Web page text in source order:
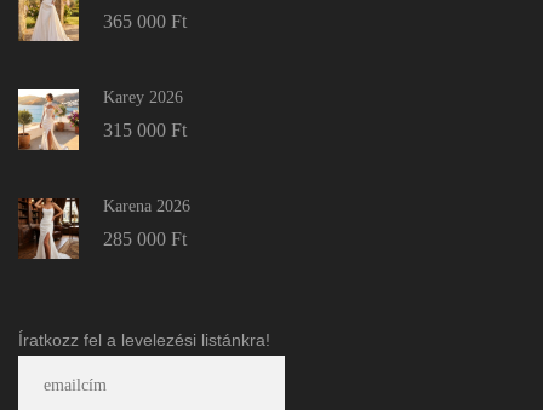
365 000 Ft
Karey 2026
315 000 Ft
Karena 2026
285 000 Ft
Íratkozz fel a levelezési listánkra!